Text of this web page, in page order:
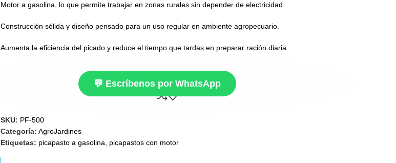
Motor a gasolina, lo que permite trabajar en zonas rurales sin depender de electricidad.
Construcción sólida y diseño pensado para un uso regular en ambiente agropecuario.
Aumenta la eficiencia del picado y reduce el tiempo que tardas en preparar ración diaria.
💬 Escríbenos por WhatsApp
SKU: PF-500
Categoría: AgroJardines
Etiquetas: picapasto a gasolina picapastos con motor